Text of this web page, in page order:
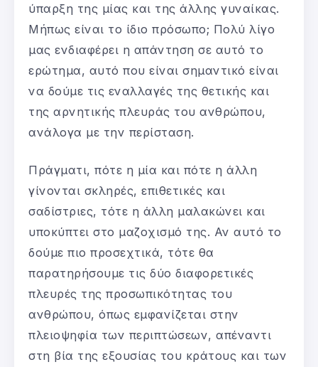
ύπαρξη της μίας και της άλλης γυναίκας.
Μήπως είναι το ίδιο πρόσωπο; Πολύ λίγο
μας ενδιαφέρει η απάντηση σε αυτό το
ερώτημα, αυτό που είναι σημαντικό είναι
να δούμε τις εναλλαγές της θετικής και
της αρνητικής πλευράς του ανθρώπου,
ανάλογα με την περίσταση.
Πράγματι, πότε η μία και πότε η άλλη
γίνονται σκληρές, επιθετικές και
σαδίστριες, τότε η άλλη μαλακώνει και
υποκύπτει στο μαζοχισμό της. Αν αυτό το
δούμε πιο προσεχτικά, τότε θα
παρατηρήσουμε τις δύο διαφορετικές
πλευρές της προσωπικότητας του
ανθρώπου, όπως εμφανίζεται στην
πλειοψηφία των περιπτώσεων, απέναντι
στη βία της εξουσίας του κράτους και των